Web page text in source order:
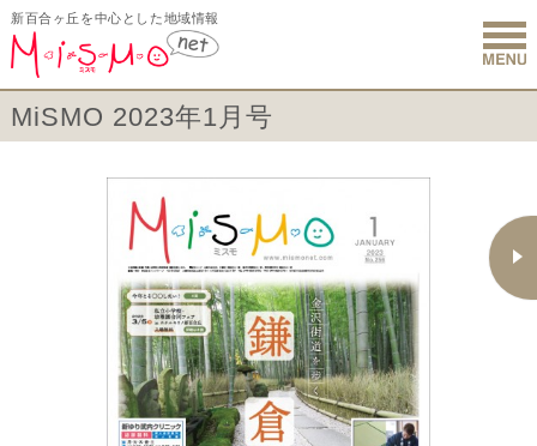
新百合ヶ丘を中心とした地域情報
新百合ヶ
MiSMO 2023年1月号